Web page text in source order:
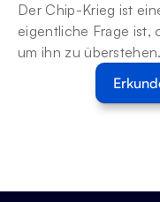
Der Chip-Krieg ist
eigentliche Frage ist,
um ihn zu überstehen.